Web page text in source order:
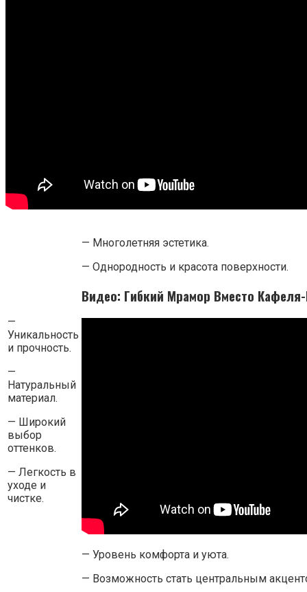
—
Уникальность
и прочность.
—
Натуральный
материал.
— Широкий
выбор
оттенков.
— Легкость в
уходе и
чистке.
— Многолетняя эстетика.
— Однородность и красота поверхности.
Видео: Гибкий Мрамор Вместо Кафеля-
— Уровень комфорта и уюта.
— Возможность стать центральным